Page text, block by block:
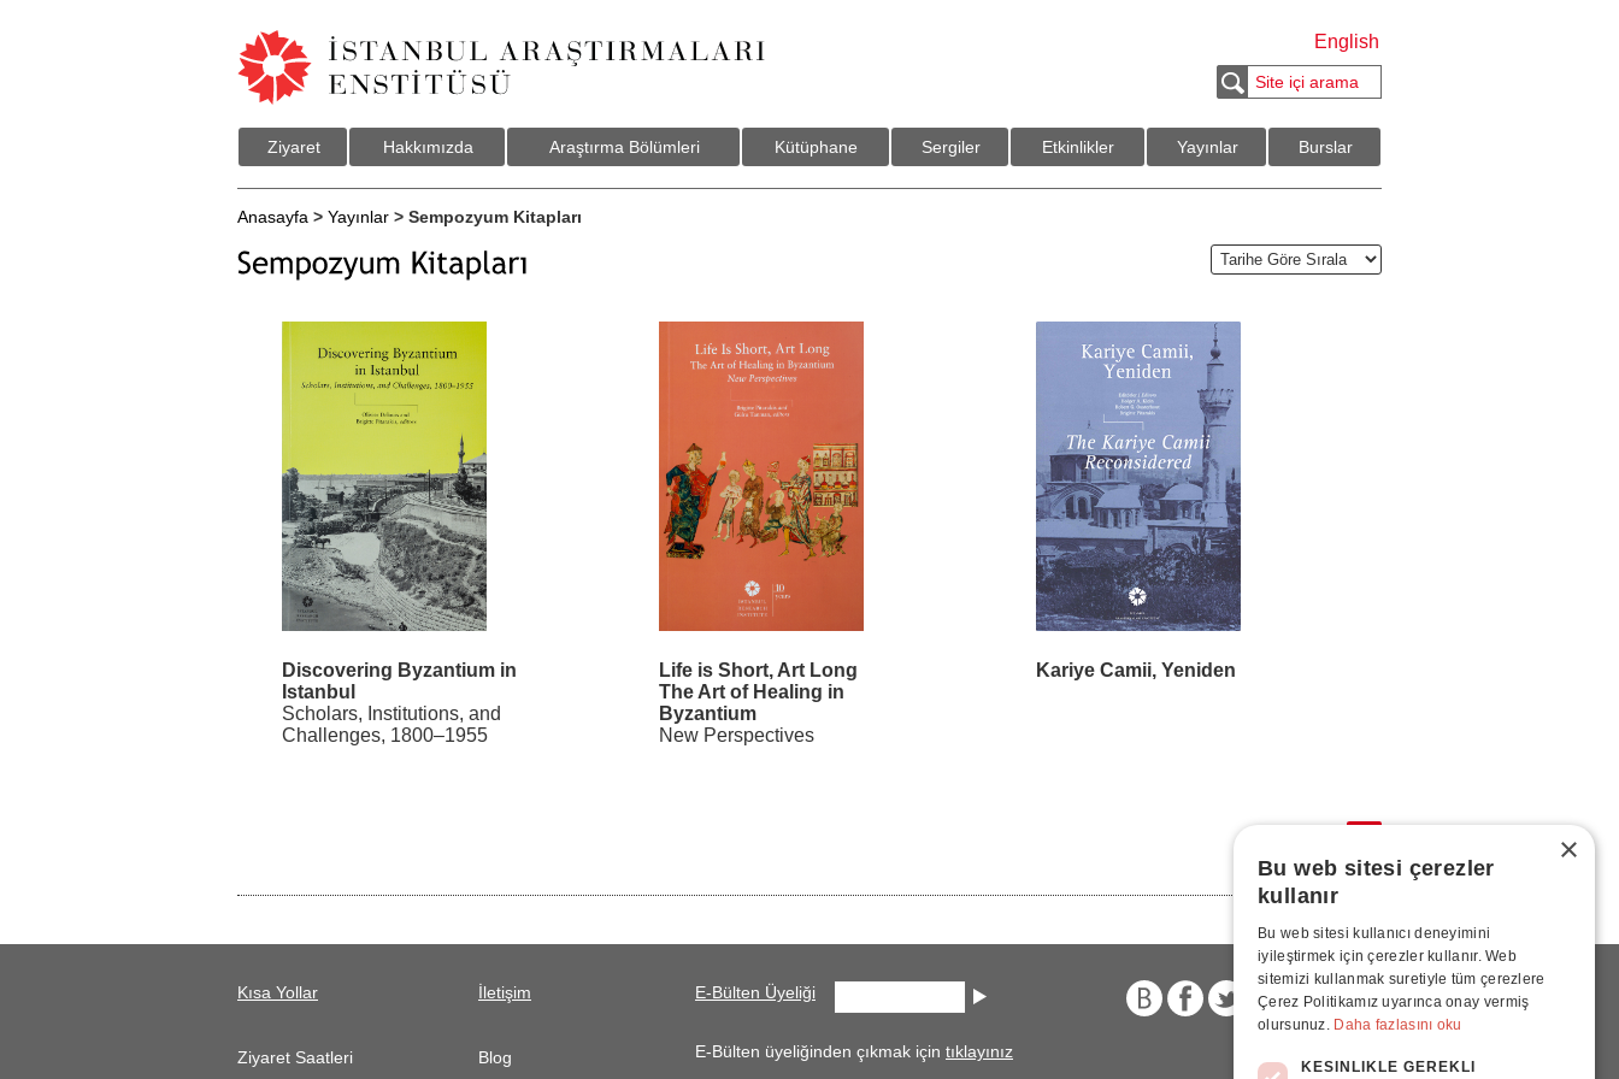
English
Ziyaret Hakkımızda Araştırma Bölümleri Kütüphane Sergiler Etkinlikler Yayınlar Burslar
Anasayfa > Yayınlar > Sempozyum Kitapları
Discovering Byzantium in
Istanbul
Scholars, Institutions, and
Challenges, 1800–1955
Life is Short, Art Long
The Art of Healing in
Byzantium
New Perspectives
Kariye Camii, Yeniden
Kısa Yollar
Ziyaret Saatleri
İletişim
Blog
E-Bülten Üyeliği
E-Bülten üyeliğinden çıkmak için tıklayınız
×
Bu web sitesi çerezler
kullanır
Bu web sitesi kullanıcı deneyimini
iyileştirmek için çerezler kullanır. Web
sitemizi kullanmak suretiyle tüm çerezlere
Çerez Politikamız uyarınca onay vermiş
olursunuz. Daha fazlasını oku
KESINLIKLE GEREKLI